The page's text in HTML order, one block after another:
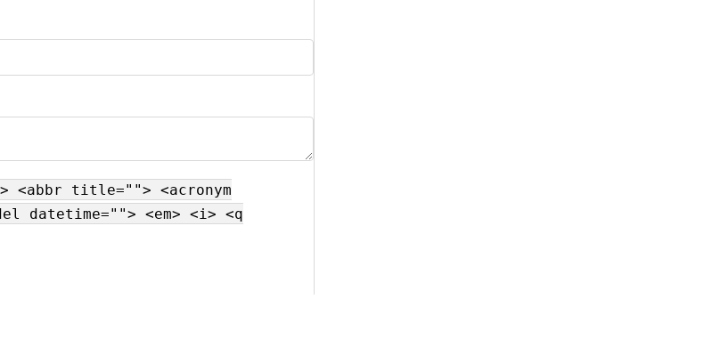
title=""> <acronym
datetime=""> <em> <i> <q